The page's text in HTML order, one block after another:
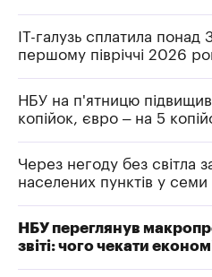
IT-галузь сплатила
першому півріччі 2026
НБУ на п'ятницю
копійок, євро – на 5
Через негоду без світла
населених пунктів у семи
НБУ переглянув
звіті: чого чекати